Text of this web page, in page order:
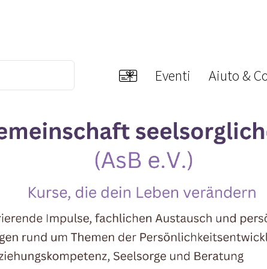
Eventi Aiuto &